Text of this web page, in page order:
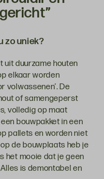
zo uniek?
uit duurzame houten
elkaar worden
volwassenen’. De
of samengeperst
volledig op maat
bouwpakket in een
pallets en worden niet
de bouwplaats heb je
het mooie dat je geen
is demontabel en